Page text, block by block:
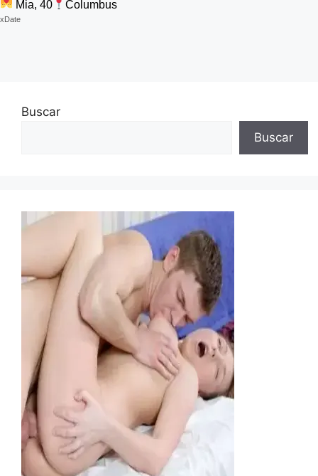
Mia, 40 Columbus
xDate
Buscar
Buscar